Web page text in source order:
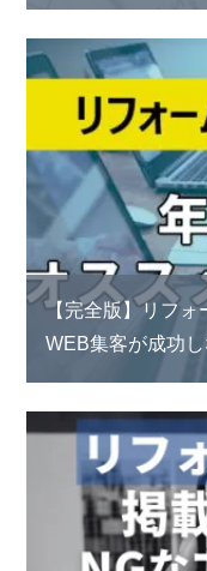
【完全版】リフォ
WEB集客が成功